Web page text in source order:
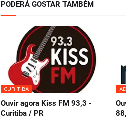
PODERÁ GOSTAR TAMBÉM
CURITIBA
Ouvir agora Kiss FM 93,3 -
Curitiba / PR